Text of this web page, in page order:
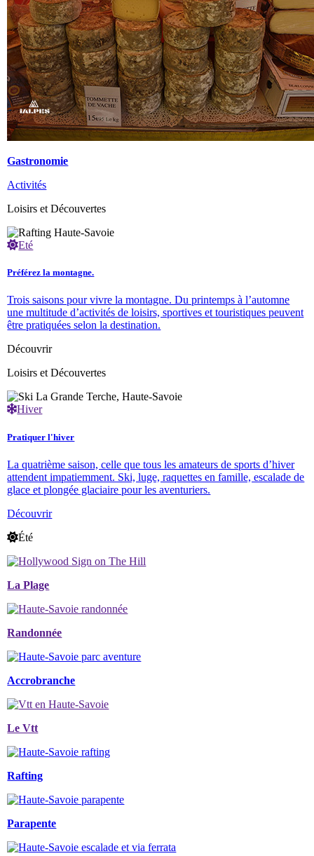
Gastronomie
Activités
Loisirs et Découvertes
Eté
Préférez la montagne.
Trois saisons pour vivre la montagne. Du printemps à l’automne
une multitude d’activités de loisirs, sportives et touristiques peuvent
être pratiquées selon la destination.
Découvrir
Loisirs et Découvertes
Hiver
Pratiquer l'hiver
La quatrième saison, celle que tous les amateurs de sports d’hiver
attendent impatiemment. Ski, luge, raquettes en famille, escalade de
glace et plongée glaciaire pour les aventuriers.
Découvrir
Été
La Plage
Randonnée
Accrobranche
Le Vtt
Rafting
Parapente